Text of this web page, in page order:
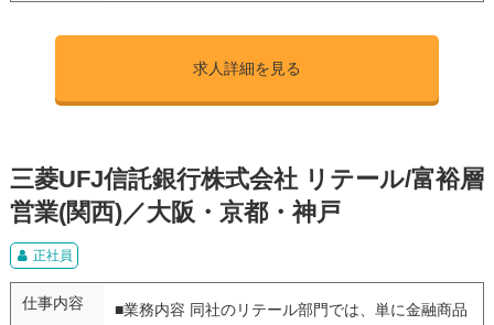
求人詳細を見る
三菱UFJ信託銀行株式会社 リテール/富裕層
営業(関西)／大阪・京都・神戸
正社員
仕事内容
■業務内容 同社のリテール部門では、単に金融商品